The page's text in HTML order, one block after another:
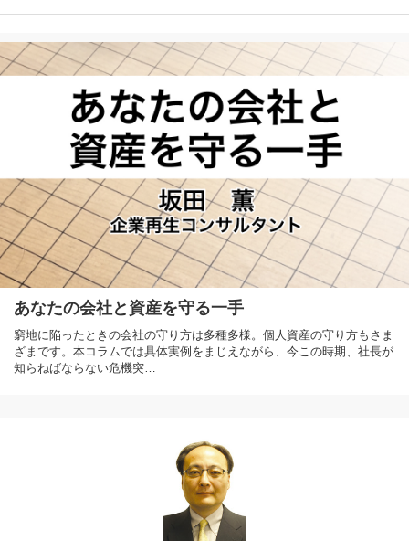
あなたの会社と資産を守る一手
窮地に陥ったときの会社の守り方は多種多様。個人資産の守り方もさま
ざまです。本コラムでは具体実例をまじえながら、今この時期、社長が
知らねばならない危機突…